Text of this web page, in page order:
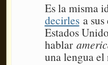
Es la misma
decirlesa sus
Estados
hablar
una lengua el